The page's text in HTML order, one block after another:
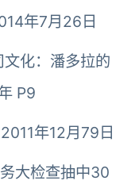
年7月26日
化：潘多拉的
P9
年12月79日
大检查抽中30